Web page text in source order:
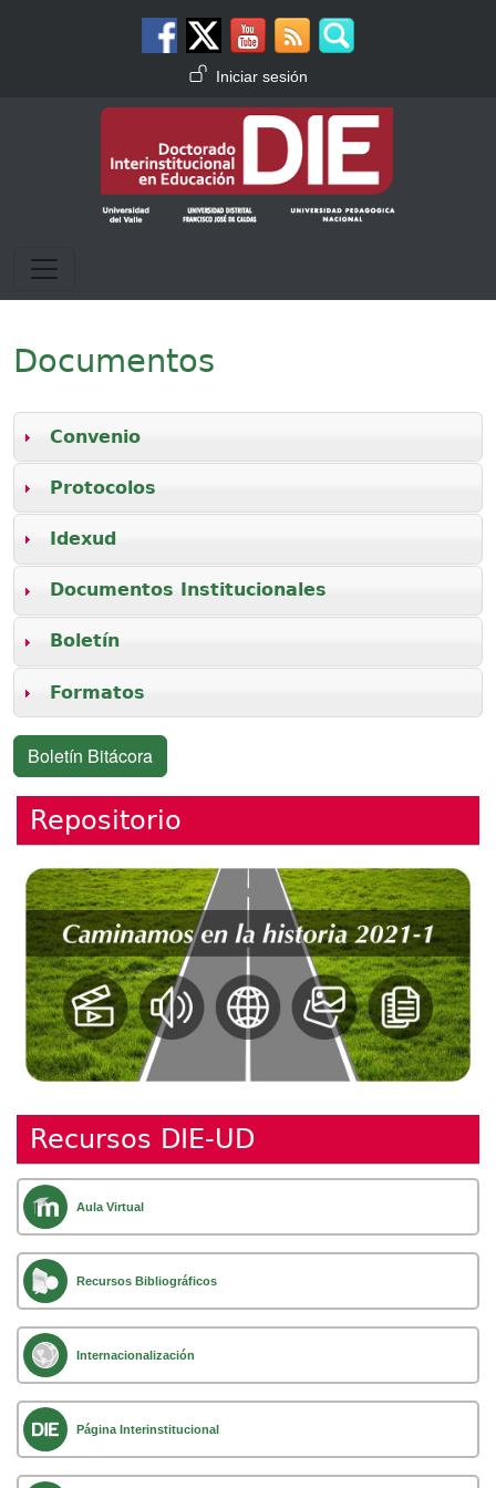
Menú de cuenta de usuario
Iniciar sesión
Documentos
Convenio
Protocolos
Idexud
Documentos Institucionales
Boletín
Formatos
Boletín Bitácora
Repositorio
Recursos DIE-UD
Aula Virtual
Recursos Bibliográficos
Internacionalización
Página Interinstitucional